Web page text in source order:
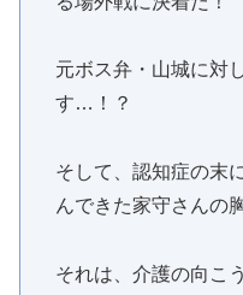
元ボス弁・山城に対
す…！？
そして、認知症の末
んできた家守さんの
それは、介護の向こ